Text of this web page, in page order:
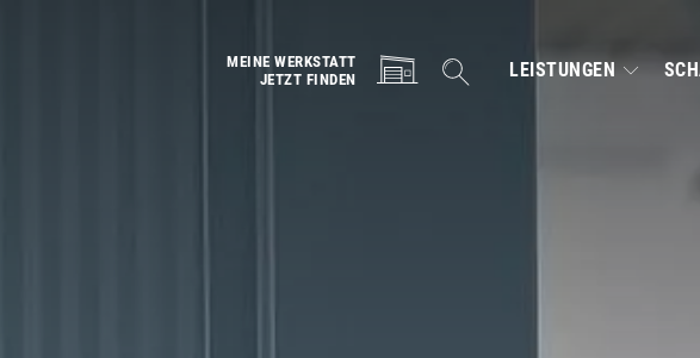
MEINE WERKSTATT
JETZT FINDEN
Search LEISTUNGEN